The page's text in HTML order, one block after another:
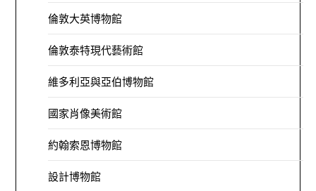
倫敦大英博物館
倫敦泰特現代藝術館
維多利亞與亞伯博物館
國家肖像美術館
約翰索恩博物館
設計博物館